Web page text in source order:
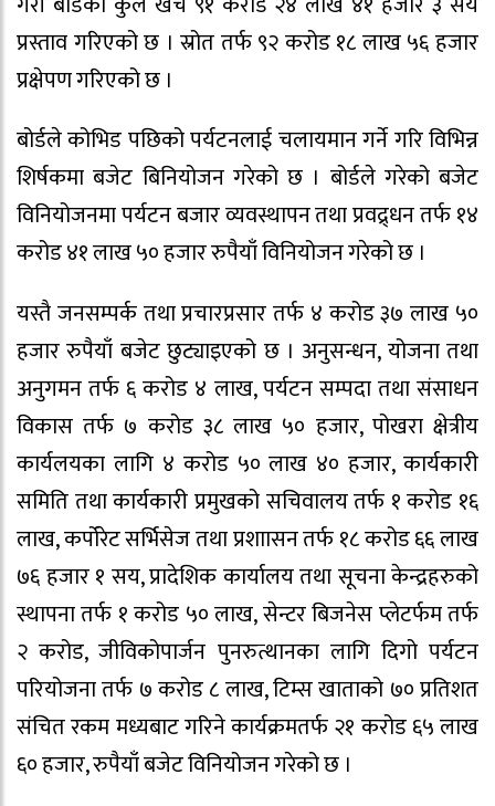
प्रस्ताव गरिएको छ । स्रोत तर्फ ९२ करोड १८ लाख ५६ हजार
प्रक्षेपण गरिएको छ ।
बोर्डले कोभिड पछिको पर्यटनलाई चलायमान गर्ने गरि विभिन्न
शिर्षकमा बजेट बिनियोजन गरेको छ । बोर्डले गरेको बजेट
विनियोजनमा पर्यटन बजार व्यवस्थापन तथा प्रवद्र्धन तर्फ १४
करोड ४१ लाख ५० हजार रुपैयाँ विनियोजन गरेको छ ।
यस्तै जनसम्पर्क तथा प्रचारप्रसार तर्फ ४ करोड ३७ लाख ५०
हजार रुपैयाँ बजेट छुट्याइएको छ । अनुसन्धन, योजना तथा
अनुगमन तर्फ ६ करोड ४ लाख, पर्यटन सम्पदा तथा संसाधन
विकास तर्फ ७ करोड ३८ लाख ५० हजार, पोखरा क्षेत्रीय
कार्यलयका लागि ४ करोड ५० लाख ४० हजार, कार्यकारी
समिति तथा कार्यकारी प्रमुखको सचिवालय तर्फ १ करोड १६
लाख, कर्पोरेट सर्भिसेज तथा प्रशाासन तर्फ १८ करोड ६६ लाख
७६ हजार १ सय, प्रादेशिक कार्यालय तथा सूचना केन्द्रहरुको
स्थापना तर्फ १ करोड ५० लाख, सेन्टर बिजनेस प्लेटर्फम तर्फ
२ करोड, जीविकोपार्जन पुनरुत्थानका लागि दिगो पर्यटन
परियोजना तर्फ ७ करोड ८ लाख, टिम्स खाताको ७० प्रतिशत
संचित रकम मध्यबाट गरिने कार्यक्रमतर्फ २१ करोड ६५ लाख
६० हजार, रुपैयाँ बजेट विनियोजन गरेको छ ।